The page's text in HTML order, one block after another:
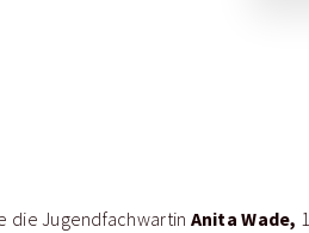
die Jugendfachwartin Anita Wade,